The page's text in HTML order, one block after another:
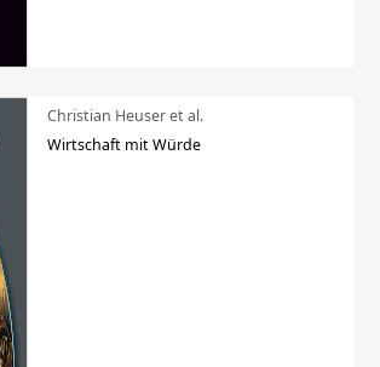
Christian Heuser et al.
Wirtschaft mit Würde